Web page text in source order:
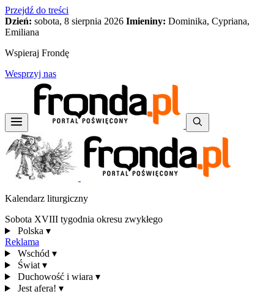
Przejdź do treści
Dzień: sobota, 8 sierpnia 2026 Imieniny: Dominika, Cypriana,
Emiliana
Wspieraj Frondę
Wesprzyj nas
Kalendarz liturgiczny
Sobota XVIII tygodnia okresu zwykłego
Polska ▾
Reklama
Wschód ▾
Świat ▾
Duchowość i wiara ▾
Jest afera! ▾